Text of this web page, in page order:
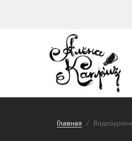
Главная Видеоуроки